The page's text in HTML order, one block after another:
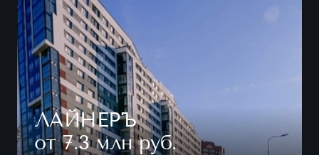
ЛАЙНЕРЪ
от 7.3 млн руб.